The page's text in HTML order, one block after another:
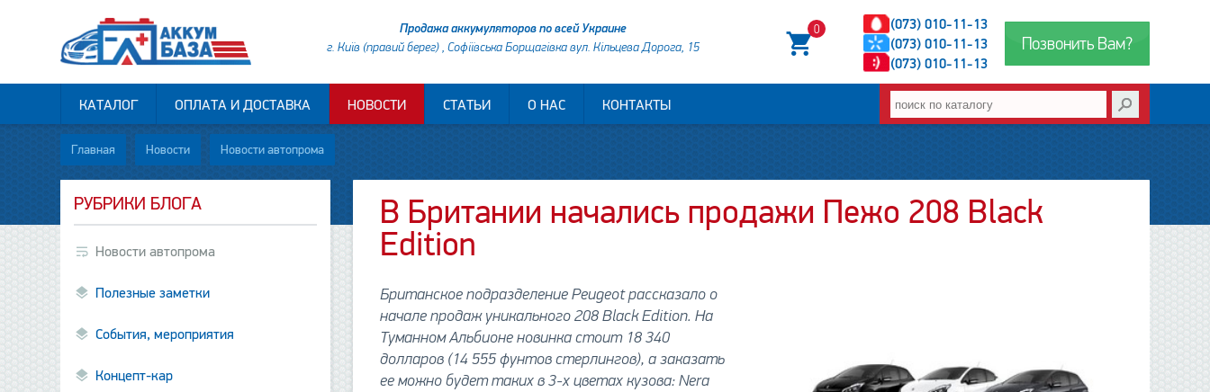
Позвонить Вам?
(073) 010-11-13
(073) 010-11-13
(073) 010-11-13
0
Продажа аккумуляторов по всей Украине
г. Київ (правий берег) , Софіївська Борщагівка вул. Кільцева Дорога, 15
КАТАЛОГ ОПЛАТА И ДОСТАВКА НОВОСТИ СТАТЬИ О НАС КОНТАКТЫ
Главная Новости Новости автопрома
В Британии начались продажи Пежо 208 Black
Edition
Британское подразделение Peugeot рассказало о
начале продаж уникального 208 Black Edition. На
Туманном Альбионе новинка стоит 18 340
долларов (14 555 фунтов стерлингов), а заказать
ее можно будет таких в 3-х цветах кузова: Nera
РУБРИКИ БЛОГА
Новости автопрома
Полезные заметки
События, мероприятия
Концепт-кар